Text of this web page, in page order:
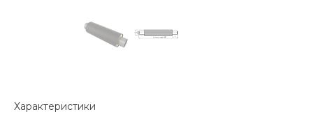
Характеристики